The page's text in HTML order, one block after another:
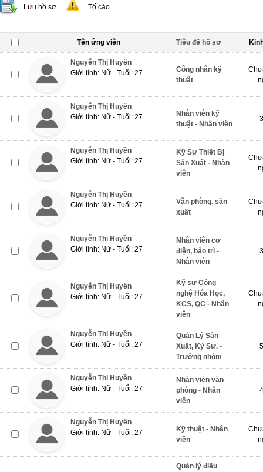
Lưu hồ sơ Tố cáo
Tên ứng viên Tiêu đề hồ sơ
Nguyễn Thị Huyền
Giới tính: Nữ - Tuổi: 27
Công nhân kỹ
thuật
Nguyễn Thị Huyền
Giới tính: Nữ - Tuổi: 27
Nhân viên kỹ
thuật - Nhân viên
Nguyễn Thị Huyền
Giới tính: Nữ - Tuổi: 27
Kỹ Sư Thiết Bị
Sản Xuất - Nhân
viên
Nguyễn Thị Huyền
Giới tính: Nữ - Tuổi: 27
Văn phòng. sản
xuất
Nguyễn Thị Huyền
Giới tính: Nữ - Tuổi: 27
Nhân viên cơ
điện, bảo trì -
Nhân viên
Nguyễn Thị Huyền
Giới tính: Nữ - Tuổi: 27
Kỹ sư Công
nghệ Hóa Học,
KCS, QC - Nhân
viên
Nguyễn Thị Huyền
Giới tính: Nữ - Tuổi: 27
Quản Lý Sản
Xuất, Kỹ Sư. -
Trưởng nhóm
Nguyễn Thị Huyền
Giới tính: Nữ - Tuổi: 27
Nhân viên văn
phòng - Nhân
viên
Nguyễn Thị Huyền
Giới tính: Nữ - Tuổi: 27
Kỹ thuật - Nhân
viên
Quản lý điều